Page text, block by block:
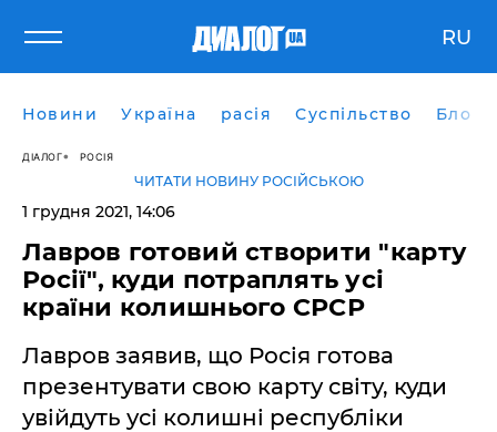
RU
Новини Україна расія Суспільство Блоги
ДІАЛОГ РОСІЯ
ЧИТАТИ НОВИНУ РОСІЙСЬКОЮ
1 грудня 2021, 14:06
Лавров готовий створити "карту
Росії", куди потраплять усі
країни колишнього СРСР
Лавров заявив, що Росія готова
презентувати свою карту світу, куди
увійдуть усі колишні республіки